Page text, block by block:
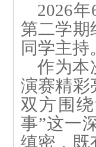
2026
第二学期
同学主持
作为本
演赛精彩
双方围
事”这一
缜密，既